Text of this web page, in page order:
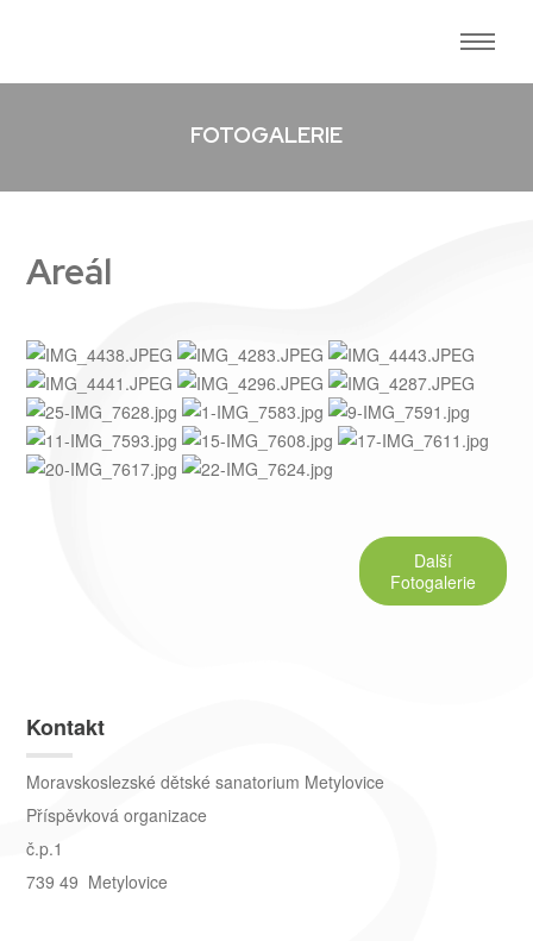
FOTOGALERIE
Areál
Další
Fotogalerie
Kontakt
Moravskoslezské dětské sanatorium Metylovice
Příspěvková organizace
č.p.1
739 49 Metylovice